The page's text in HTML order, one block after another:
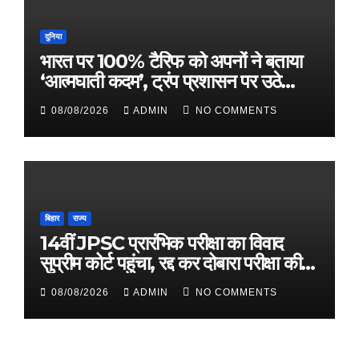
दुनिया
भारत पर 100% टैरिफ को अपनों ने बताया
‘आत्मघाती कदम’, ट्रंप प्रशासन पर उठे
सवाल
08/08/2026 ADMIN NO COMMENTS
बिहार राज्य
14वीं JPSC प्रारंभिक परीक्षा का विवाद
सुप्रीम कोर्ट पहुंचा, रद्द कर दोबारा परीक्षा की
मांग08/08/2026 ADMIN NO COMMENTS